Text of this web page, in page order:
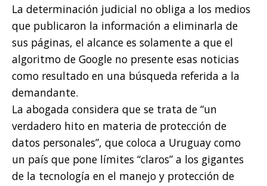
La determinación judicial no obliga a los medios
que publicaron la información a eliminarla de
sus páginas, el alcance es solamente a que el
algoritmo de Google no presente esas noticias
como resultado en una búsqueda referida a la
demandante.
La abogada considera que se trata de “un
verdadero hito en materia de protección de
datos personales”, que coloca a Uruguay como
un país que pone límites “claros” a los gigantes
de la tecnología en el manejo y protección de